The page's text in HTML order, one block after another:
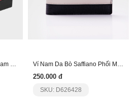
Combo Ví Da Thắt Lưng Nam Thanh Lịch Ct196F108 Ví Nam Da Bò Saffiano Phối Màu Phong Cách Dfa261
250.000 đ
SKU: D626428